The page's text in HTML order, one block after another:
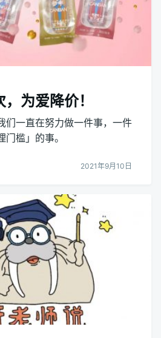
为爱降价！
们一直在努力做一件事，一件
门槛」的事。
2021年9月10日